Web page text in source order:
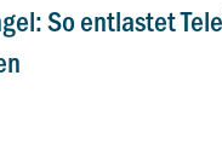
So entlastet